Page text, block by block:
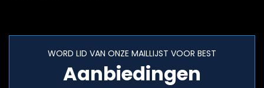
WORD LID VAN ONZE MAILLIJST VOOR BEST
Aanbiedingen